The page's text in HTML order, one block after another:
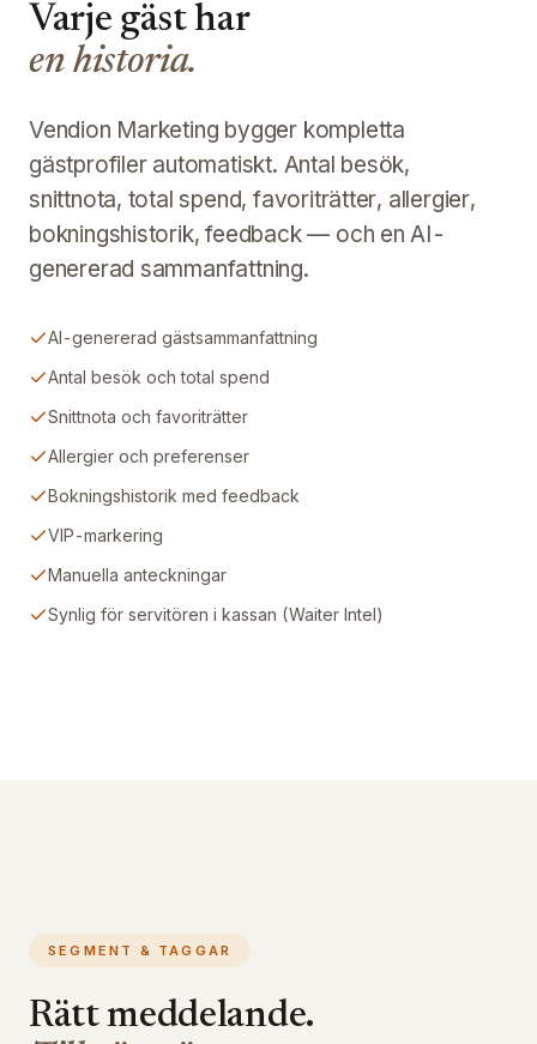
Varje gäst har
en historia.
Vendion Marketing bygger kompletta
gästprofiler automatiskt. Antal besök,
snittnota, total spend, favoriträtter, allergier,
bokningshistorik, feedback — och en AI-
genererad sammanfattning.
AI-genererad gästsammanfattning
Antal besök och total spend
Snittnota och favoriträtter
Allergier och preferenser
Bokningshistorik med feedback
VIP-markering
Manuella anteckningar
Synlig för servitören i kassan (Waiter Intel)
SEGMENT & TAGGAR
Rätt meddelande.